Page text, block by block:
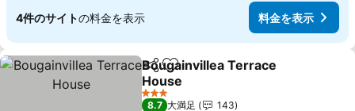
4件のサイトの料金を表示 料金を表示
シェアお気に入りに追加
Bougainvillea Terrace
House
3 ホテルのランク
8.7 大満足
143